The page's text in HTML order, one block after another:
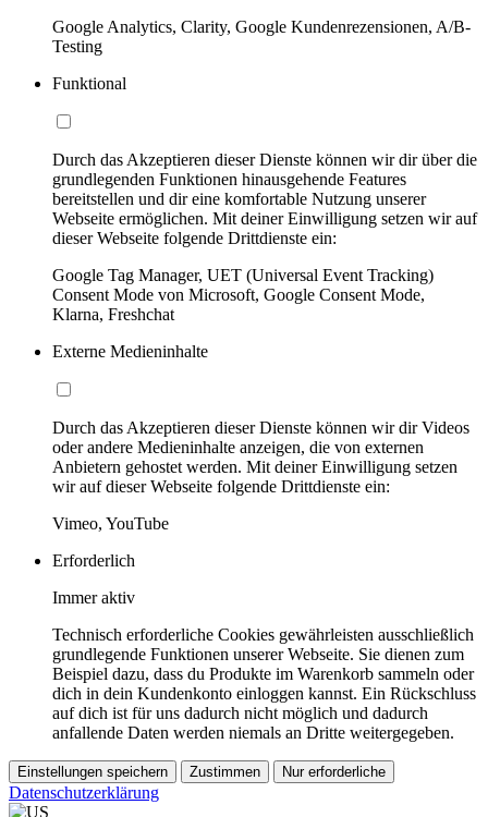
Google Analytics, Clarity, Google Kundenrezensionen, A/B-
Testing
Funktional
Durch das Akzeptieren dieser Dienste können wir dir über die
grundlegenden Funktionen hinausgehende Features
bereitstellen und dir eine komfortable Nutzung unserer
Webseite ermöglichen. Mit deiner Einwilligung setzen wir auf
dieser Webseite folgende Drittdienste ein:
Google Tag Manager, UET (Universal Event Tracking)
Consent Mode von Microsoft, Google Consent Mode,
Klarna, Freshchat
Externe Medieninhalte
Durch das Akzeptieren dieser Dienste können wir dir Videos
oder andere Medieninhalte anzeigen, die von externen
Anbietern gehostet werden. Mit deiner Einwilligung setzen
wir auf dieser Webseite folgende Drittdienste ein:
Vimeo, YouTube
Erforderlich
Immer aktiv
Technisch erforderliche Cookies gewährleisten ausschließlich
grundlegende Funktionen unserer Webseite. Sie dienen zum
Beispiel dazu, dass du Produkte im Warenkorb sammeln oder
dich in dein Kundenkonto einloggen kannst. Ein Rückschluss
auf dich ist für uns dadurch nicht möglich und dadurch
anfallende Daten werden niemals an Dritte weitergegeben.
Einstellungen speichern Zustimmen Nur erforderliche
Datenschutzerklärung